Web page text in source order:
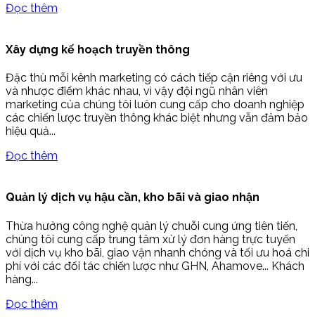
Đọc thêm
Xây dựng kế hoạch truyền thông
Đặc thù mỗi kênh marketing có cách tiếp cận riêng với ưu
và nhược điểm khác nhau, vì vậy đội ngũ nhân viên
marketing của chúng tôi luôn cung cấp cho doanh nghiệp
các chiến lược truyền thông khác biệt nhưng vẫn đảm bảo
hiệu quả...
Đọc thêm
Quản lý dịch vụ hậu cần, kho bãi và giao nhận
Thừa hưởng công nghệ quản lý chuỗi cung ứng tiên tiến,
chúng tôi cung cấp trung tâm xử lý đơn hàng trực tuyến
với dịch vụ kho bãi, giao vận nhanh chóng và tối ưu hoá chi
phí với các đối tác chiến lược như GHN, Ahamove... Khách
hàng...
Đọc thêm